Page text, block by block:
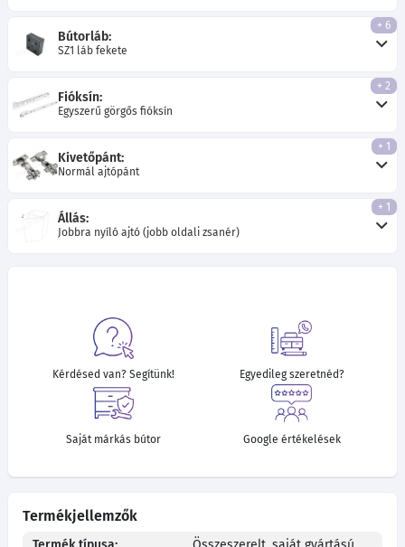
Bútorláb:
SZ1 láb fekete
+ 6
Fióksín:
Egyszerű görgős fióksín
+ 2
Kivetőpánt:
Normál ajtópánt
+ 1
Állás:
Jobbra nyíló ajtó (jobb oldali zsanér)
+ 1
Kérdésed van? Segítünk! Egyedileg szeretnéd?
Saját márkás bútor Google értékelések
Termékjellemzők